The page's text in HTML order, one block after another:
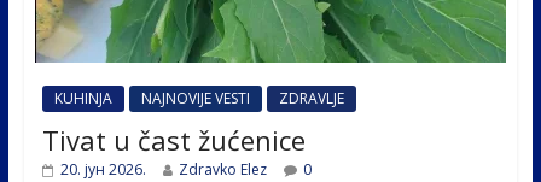
KUHINJA NAJNOVIJE VESTI ZDRAVLJE
Tivat u čast žućenice
20. јун 2026. Zdravko Elez 0